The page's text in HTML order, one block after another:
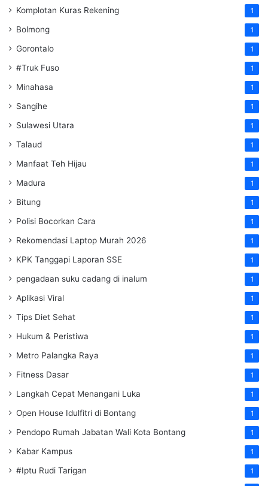
Komplotan Kuras Rekening 1
Bolmong 1
Gorontalo 1
#Truk Fuso 1
Minahasa 1
Sangihe 1
Sulawesi Utara 1
Talaud 1
Manfaat Teh Hijau 1
Madura 1
Bitung 1
Polisi Bocorkan Cara 1
Rekomendasi Laptop Murah 2026 1
KPK Tanggapi Laporan SSE 1
pengadaan suku cadang di inalum 1
Aplikasi Viral 1
Tips Diet Sehat 1
Hukum & Peristiwa 1
Metro Palangka Raya 1
Fitness Dasar 1
Langkah Cepat Menangani Luka 1
Open House Idulfitri di Bontang 1
Pendopo Rumah Jabatan Wali Kota Bontang 1
Kabar Kampus 1
#Iptu Rudi Tarigan 1